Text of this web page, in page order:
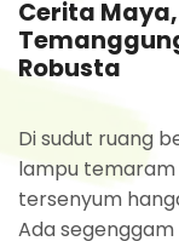
Cerita
Robusta
Di sudut ruang
lampu temaram
tersenyum
Ada